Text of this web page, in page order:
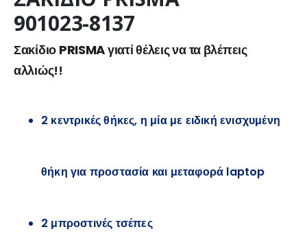
€40.00.
901023-8137
Σακίδιο PRISMAγιατί θέλεις να τα βλέπεις
αλλιώς!!
2 κεντρικές θήκες, η μία με ειδική ενισχυμένη
θήκη για προστασία και μεταφορά laptop
2 μπροστινές τσέπες